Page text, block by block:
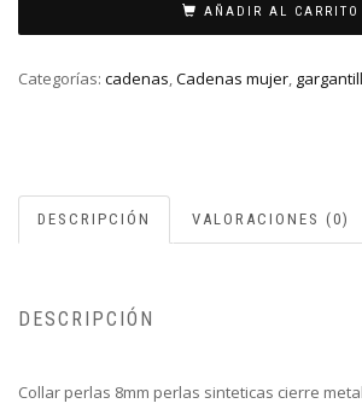
VELVET
cantidad
AÑADIR AL CARRITO
Categorías: cadenas,Cadenas mujer,
DESCRIPCIÓN VALORACIONES (0)
DESCRIPCIÓN
Collar perlas 8mm perlas sinteticas cierre